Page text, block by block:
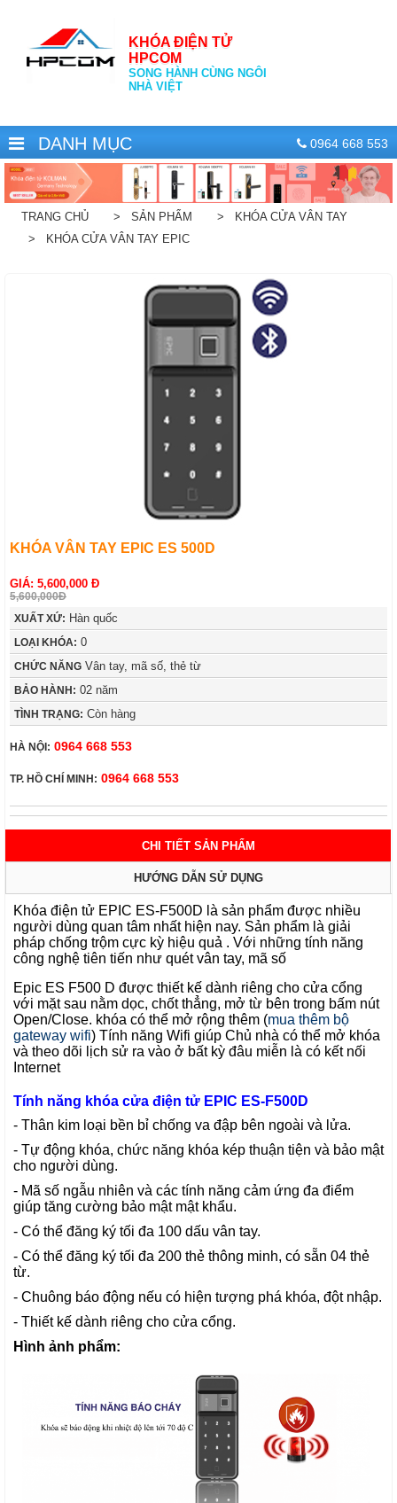
KHÓA ĐIỆN TỬ
HPCOM
SONG HÀNH CÙNG NGÔI
NHÀ VIỆT
DANH MỤC 0964 668 553
TRANG CHỦ > SẢN PHẨM
> KHÓA CỬA VÂN TAY
> KHÓA CỬA VÂN TAY EPIC
KHÓA VÂN TAY EPIC ES 500D
GIÁ: 5,600,000 Đ
5,600,000Đ
XUẤT XỨ: Hàn quốc
LOẠI KHÓA: 0
CHỨC NĂNG Vân tay, mã số, thẻ từ
BẢO HÀNH: 02 năm
TÌNH TRẠNG: Còn hàng
HÀ NỘI: 0964 668 553
TP. HỒ CHÍ MINH: 0964 668 553
CHI TIẾT SẢN PHẨM
HƯỚNG DẪN SỬ DỤNG
Khóa điện tử EPIC ES-F500D là sản phẩm được nhiều
người dùng quan tâm nhất hiện nay. Sản phẩm là giải
pháp chống trộm cực kỳ hiệu quả . Với những tính năng
công nghệ tiên tiến như quét vân tay, mã số
Epic ES F500 D được thiết kế dành riêng cho cửa cổng
với mặt sau nằm dọc, chốt thẳng, mở từ bên trong bấm nút
Open/Close. khóa có thể mở rộng thêm (mua thêm bộ
gateway wifi) Tính năng Wifi giúp Chủ nhà có thể mở khóa
và theo dõi lịch sử ra vào ở bất kỳ đâu miễn là có kết nối
Internet
Tính năng khóa cửa điện tử EPIC ES-F500D
- Thân kim loại bền bỉ chống va đập bên ngoài và lửa.
- Tự động khóa, chức năng khóa kép thuận tiện và bảo mật
cho người dùng.
- Mã số ngẫu nhiên và các tính năng cảm ứng đa điểm
giúp tăng cường bảo mật mật khẩu.
- Có thể đăng ký tối đa 100 dấu vân tay.
- Có thể đăng ký tối đa 200 thẻ thông minh, có sẵn 04 thẻ
từ.
- Chuông báo động nếu có hiện tượng phá khóa, đột nhập.
- Thiết kế dành riêng cho cửa cổng.
Hình ảnh phẩm: